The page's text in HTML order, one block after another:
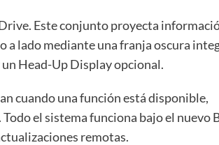
Este conjunto proyecta
a lado mediante una franja oscura
Head-Up Display opcional.
cuando una función está disponible,
el sistema funciona bajo el nuevo
remotas.